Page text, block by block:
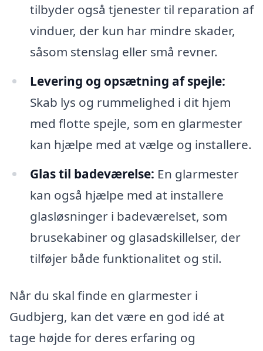
tilbyder også tjenester til reparation af
vinduer, der kun har mindre skader,
såsom stenslag eller små revner.
Levering og opsætning af spejle:
Skab lys og rummelighed i dit hjem
med flotte spejle, som en glarmester
kan hjælpe med at vælge og installere.
Glas til badeværelse: En glarmester
kan også hjælpe med at installere
glasløsninger i badeværelset, som
brusekabiner og glasadskillelser, der
tilføjer både funktionalitet og stil.
Når du skal finde en glarmester i
Gudbjerg, kan det være en god idé at
tage højde for deres erfaring og